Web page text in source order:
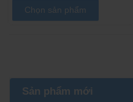
Chọn sản phẩm
Sản phẩm mới